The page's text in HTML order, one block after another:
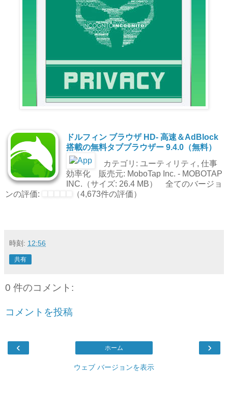
ドルフィン ブラウザ HD- 高速＆AdBlock
搭載の無料タブブラウザー 9.4.0（無料）
カテゴリ: ユーティリティ, 仕事
効率化 販売元: MoboTap Inc. - MOBOTAP
INC.（サイズ: 26.4 MB） 全てのバージョ
ンの評価:
（4,673件の評価）
時刻: 12:56
共有
0 件のコメント:
コメントを投稿
‹ ›
ホーム
ウェブ バージョンを表示